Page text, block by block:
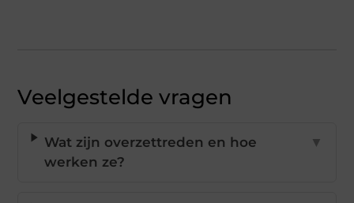
Veelgestelde vragen
Wat zijn overzettreden en hoe
werken ze?
▼